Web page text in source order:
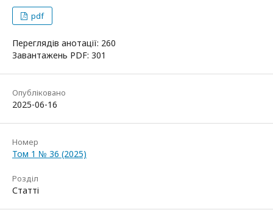
pdf
Переглядів анотації: 260
Завантажень PDF: 301
Опубліковано
2025-06-16
Номер
Том 1 № 36 (2025)
Розділ
Статті